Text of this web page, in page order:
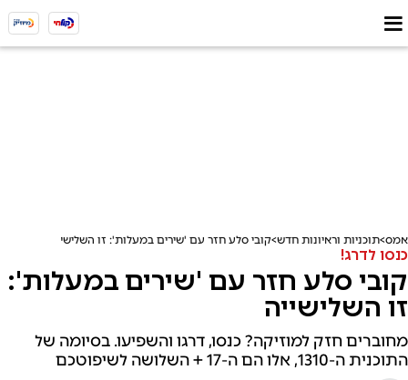
אמס תוכניות וראיונות חדש קובי סלע חזר עם 'שירים במעלות': זו השלישייה
כנסו לדרג!
קובי סלע חזר עם 'שירים במעלות':
זו השלישייה
מחוברים חזק למוזיקה? כנסו, דרגו והשפיעו. בסיומה של
התוכנית ה-1310, אלו הם ה-17 + השלושה לשיפוטכם